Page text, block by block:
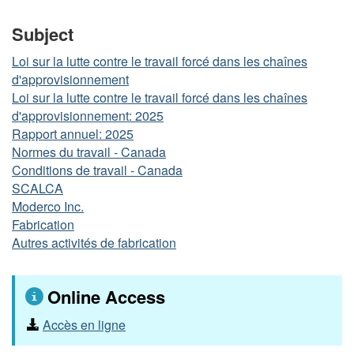
Subject
Loi sur la lutte contre le travail forcé dans les chaînes
d'approvisionnement
Loi sur la lutte contre le travail forcé dans les chaînes
d'approvisionnement: 2025
Rapport annuel: 2025
Normes du travail - Canada
Conditions de travail - Canada
SCALCA
Moderco Inc.
Fabrication
Autres activités de fabrication
Online Access
Accès en ligne